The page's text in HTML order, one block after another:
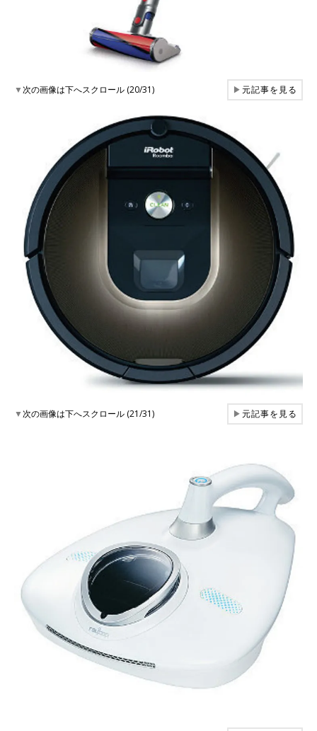
▼次の画像は下へスクロール (20/31) ▶元記事を見る
▼次の画像は下へスクロール (21/31) ▶元記事を見る